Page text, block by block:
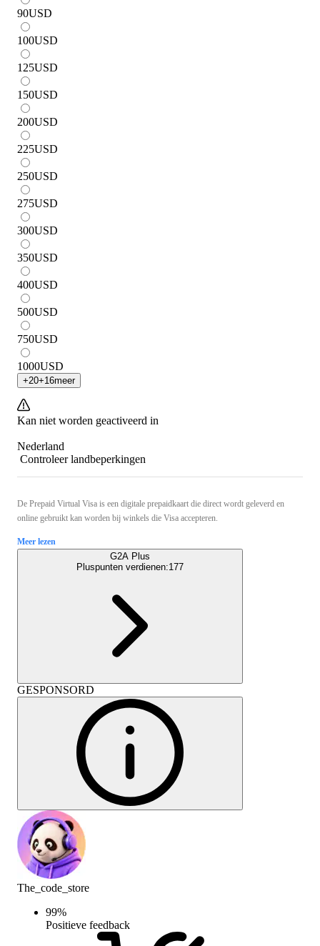
90USD
100USD
125USD
150USD
200USD
225USD
250USD
275USD
300USD
350USD
400USD
500USD
750USD
1000USD
+20+16meer
Kan niet worden geactiveerd in
Nederland
Controleer landbeperkingen
De Prepaid Virtual Visa is een digitale prepaidkaart die direct wordt geleverd en
online gebruikt kan worden bij winkels die Visa accepteren.
Meer lezen
G2A Plus
Pluspunten verdienen:177
GESPONSORD
The_code_store
99%
Positieve feedback